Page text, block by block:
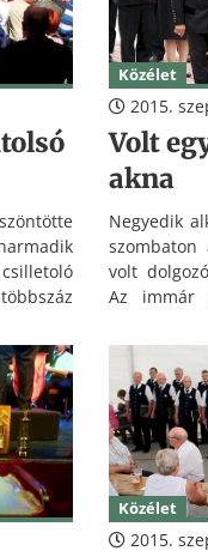
meg
a
Közélet
2015.
Volt
akna
Negyedik
szombaton
volt
Az immár
dolgozója
bezárásig.
Közélet
2015.